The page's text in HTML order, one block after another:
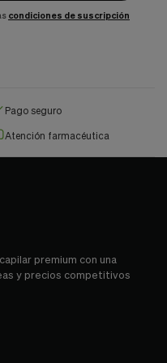
condiciones de suscripción
Pago seguro
Atención farmacéutica
premium con una
y precios competitivos